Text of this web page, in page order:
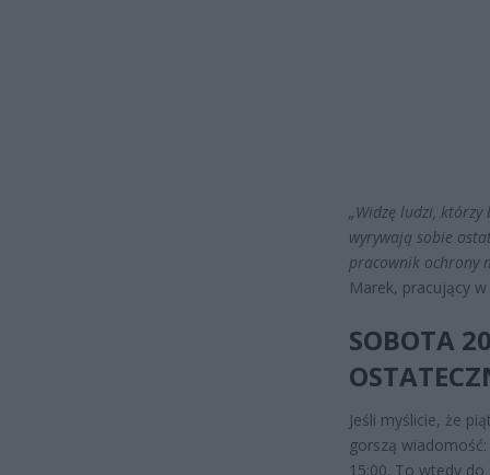
„Widzę ludzi, którzy
wyrywają sobie
pracownik ochrony
Marek, pracujący
SOBOTA
Jeśli myślicie, że
gorszą
15:00. To wtedy